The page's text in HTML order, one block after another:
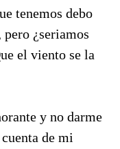
tenemos debo
¿seriamos
el viento se la
y no darme
de mi